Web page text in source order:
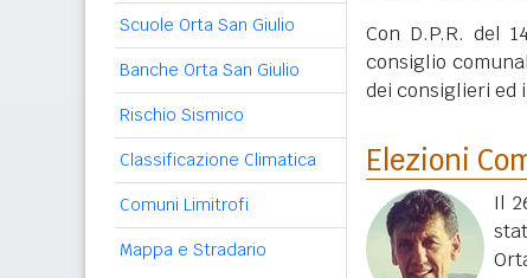
Scuole Orta San Giulio
Banche Orta San Giulio
Rischio Sismico
Classificazione Climatica
Comuni Limitrofi
Mappa e Stradario
Con D.P.R. del
consiglio
dei consiglieri ed
Elezioni
Il